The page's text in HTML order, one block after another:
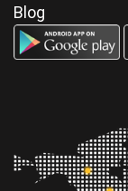
Blog